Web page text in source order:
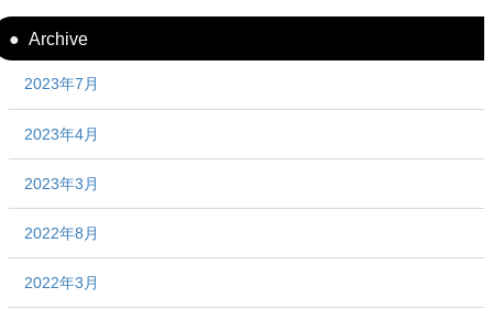
Archive
2023年7月
2023年4月
2023年3月
2022年8月
2022年3月